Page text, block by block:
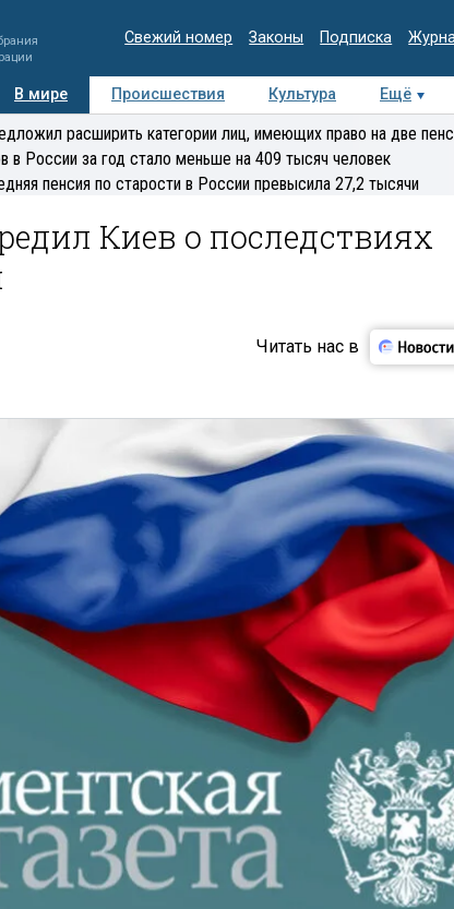
Свежий номер Законы Подписка
В мире Происшествия Культура Ещё
Медиацентр Интервью Колумнисты
расширить категории лиц, имеющих право на две
в России за год стало меньше на 409 тысяч человек
пенсия по старости в России превысила 27,2 тысячи
Киев о последствиях
Читать нас в